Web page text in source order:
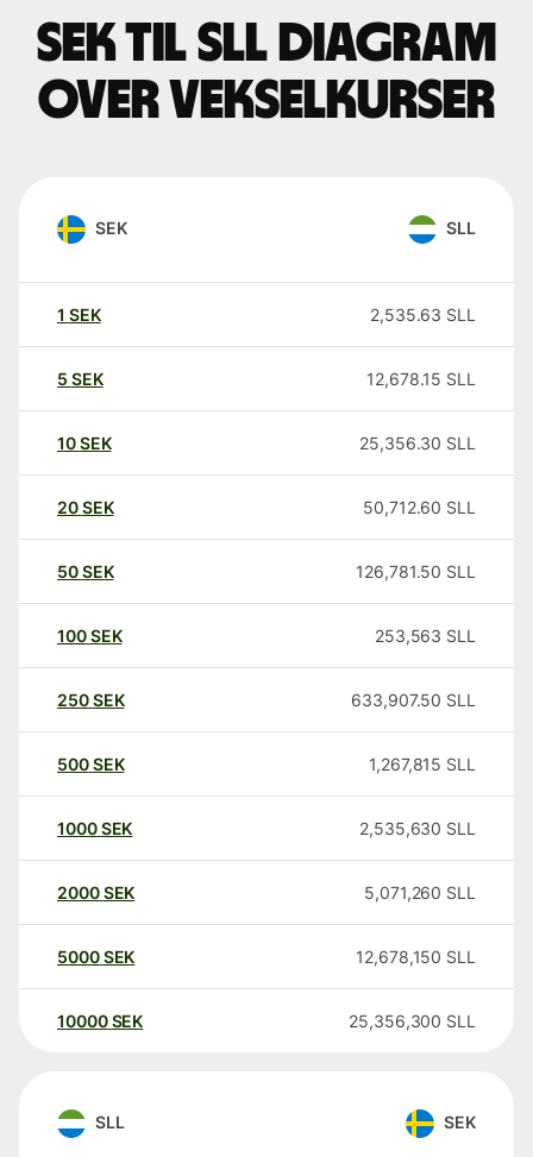
SEK til SLL Diagram
over vekselkurser
SEK SLL
1 SEK 2,535.63 SLL
5 SEK 12,678.15 SLL
10SEK 25,356.30 SLL
20SEK 50,712.60 SLL
50SEK 126,781.50 SLL
100SEK 253,563 SLL
250SEK 633,907.50 SLL
500SEK 1,267,815 SLL
1000SEK 2,535,630 SLL
2000SEK 5,071,260 SLL
5000SEK 12,678,150 SLL
10000 SEK 25,356,300 SLL
SLL SEK